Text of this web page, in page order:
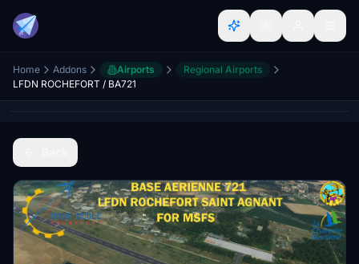
Home Addons Airports
Regional Airports
LFDN ROCHEFORT / BA721